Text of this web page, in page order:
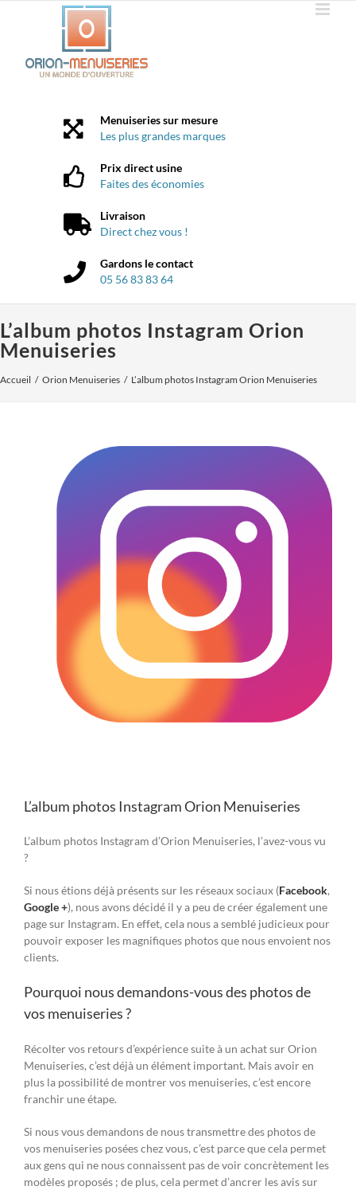
Menuiseries sur mesure
Les plus grandes marques
Prix direct usine
Faites des économies
Livraison
Direct chez vous !
Gardons le contact
05 56 83 83 64
L’album photos Instagram Orion
Menuiseries
Accueil Orion Menuiseries L’album photos Instagram Orion Menuiseries
agrandie
L’album photos Instagram Orion Menuiseries
L’album photos Instagram d’Orion Menuiseries, l’avez-vous vu
?
Si nous étions déjà présents sur les réseaux sociaux (Facebook,
Google +), nous avons décidé il y a peu de créer également une
page sur Instagram. En effet, cela nous a semblé judicieux pour
pouvoir exposer les magnifiques photos que nous envoient nos
clients.
Pourquoi nous demandons-vous des photos de
vos menuiseries ?
Récolter vos retours d’expérience suite à un achat sur Orion
Menuiseries, c’est déjà un élément important. Mais avoir en
plus la possibilité de montrer vos menuiseries, c’est encore
franchir une étape.
Si nous vous demandons de nous transmettre des photos de
vos menuiseries posées chez vous, c’est parce que cela permet
aux gens qui ne nous connaissent pas de voir concrètement les
modèles proposés ; de plus, cela permet d’ancrer les avis sur